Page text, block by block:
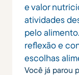
e valor
atividades
pelo
reflexão e
escolhas
Você já parou